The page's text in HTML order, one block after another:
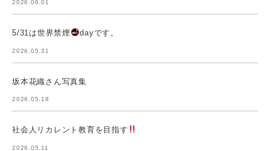
2026.06.01
5/31は世界禁煙 dayです。
2026.05.31
坂本花織さん写真集
2026.05.18
社会人リカレント教育を目指す
2026.05.11